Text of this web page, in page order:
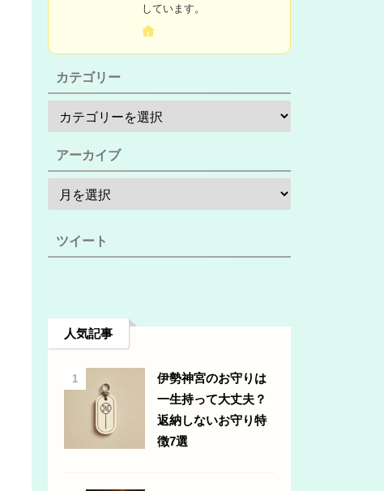
しています。
カテゴリー
アーカイブ
ツイート
人気記事
1
伊勢神宮のお守りは
一生持って大丈夫？
返納しないお守り特
徴7選